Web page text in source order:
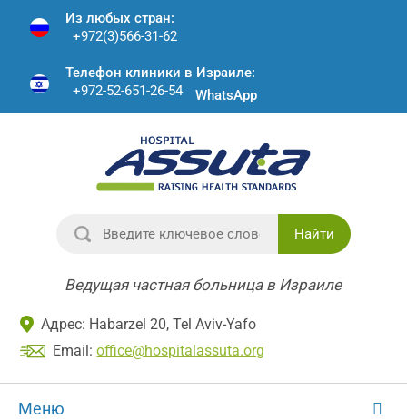
Из любых стран:
+972(3)566-31-62
Телефон клиники в Израиле:
+972-52-651-26-54
WhatsApp
Найти
Ведущая частная больница в Израиле
Адрес: Habarzel 20, Tel Aviv-Yafo
Email: office@hospitalassuta.org
Меню